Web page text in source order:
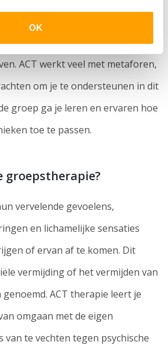
OK
om te kunnen omgaan met
ACT werkt veel met metaforen,
om je te ondersteunen in dit
groep ga je leren en ervaren hoe
toe te passen.
groepstherapie?
vervelende gevoelens,
en lichamelijke sensaties
of ervan af te komen. Dit
vermijding of het vermijden van
ACT therapie leert je
omgaan met de eigen
van te vechten tegen psychische